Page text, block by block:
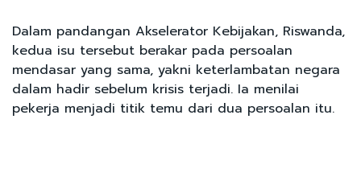
Dalam pandangan Akselerator Kebijakan, Riswanda,
kedua isu tersebut berakar pada persoalan
mendasar yang sama, yakni keterlambatan negara
dalam hadir sebelum krisis terjadi. Ia menilai
pekerja menjadi titik temu dari dua persoalan itu.